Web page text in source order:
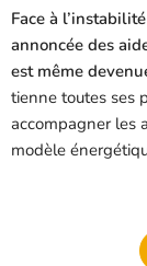
Face à
annoncée des
est même
tienne toutes ses
accompagner les
modèle